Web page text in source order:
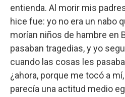
entienda. Al morir mis
hice fue: yo no era un nabo
morían niños de hambre en
pasaban tragedias, y yo
cuando las cosas les
¿ahora, porque me tocó a
parecía una actitud medio